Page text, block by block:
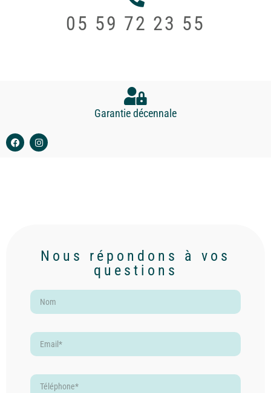
05 59 72 23 55
Garantie décennale
Nous répondons à vos
questions